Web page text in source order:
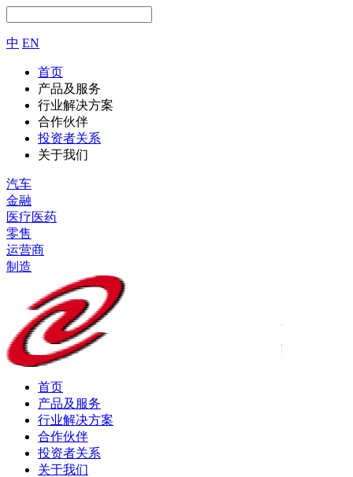
中 EN
首页
产品及服务
行业解决方案
合作伙伴
投资者关系
关于我们
汽车
金融
医疗医药
零售
运营商
制造
首页
产品及服务
行业解决方案
合作伙伴
投资者关系
关于我们